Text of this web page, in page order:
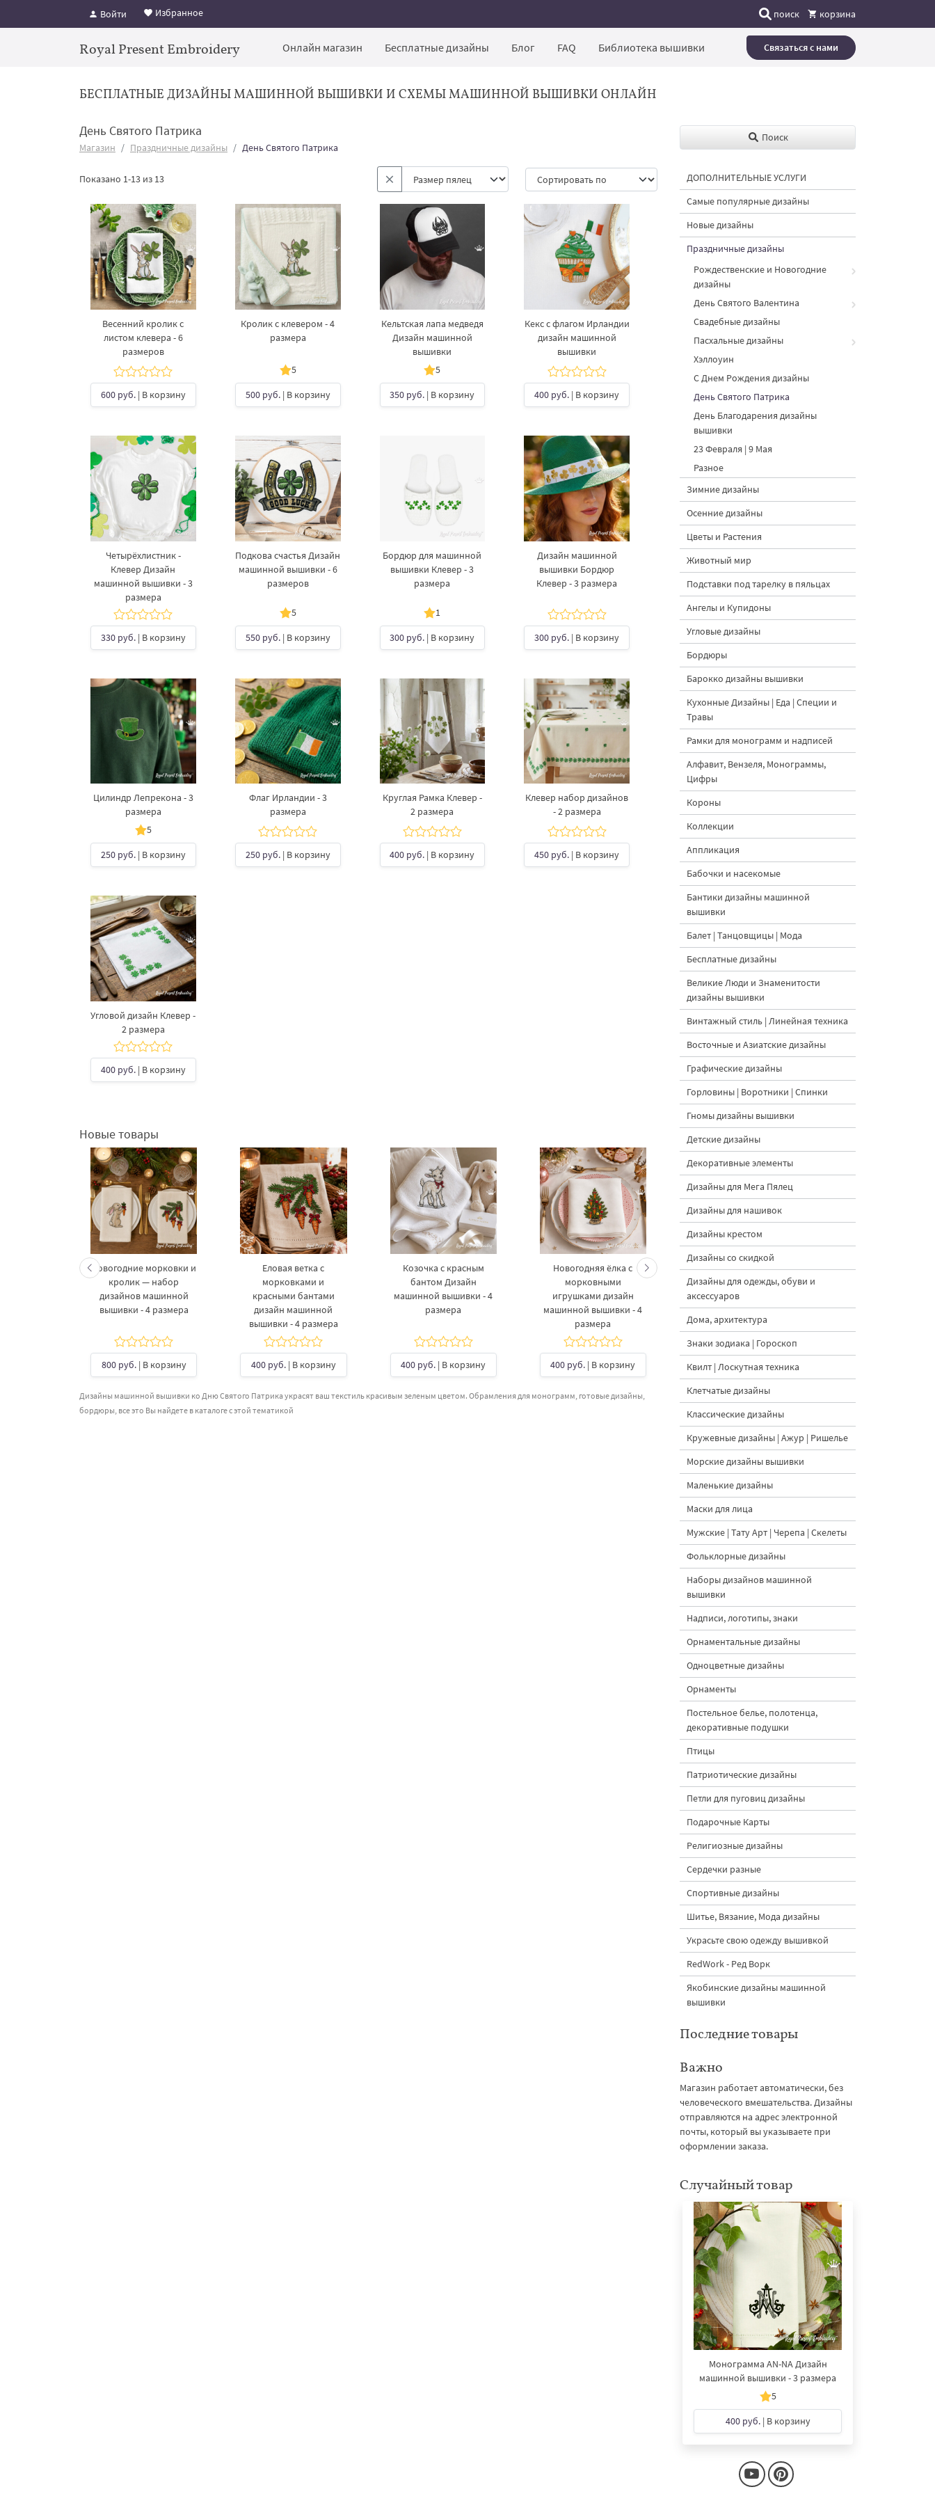
Войти Избранное поиск корзина
Royal Present Embroidery Онлайн магазин Бесплатные дизайны Блог FAQ Библиотека вышивки Связаться с нами
БЕСПЛАТНЫЕ ДИЗАЙНЫ МАШИННОЙ ВЫШИВКИ И СХЕМЫ МАШИННОЙ ВЫШИВКИ ОНЛАЙН
День Святого Патрика
Магазин Праздничные дизайны День Святого Патрика
Показано 1-13 из 13
Весенний кролик с
листом клевера - 6
размеров
600 руб.| В корзину
Кролик с клевером - 4
размера
5
500 руб.| В корзину
Кельтская лапа медведя​
Дизайн машинной
вышивки
5
350 руб. | В корзину
Кекс с флагом Ирландии
дизайн машинной
вышивки
400 руб. | В корзину
Четырёхлистник -
Клевер Дизайн
машинной вышивки - 3
размера
330 руб.| В корзину
Подкова счастья Дизайн
машинной вышивки - 6
размеров
5
550 руб.| В корзину
Бордюр для машинной
вышивки Клевер - 3
размера
1
300 руб. | В корзину
Дизайн машинной
вышивки Бордюр
Клевер - 3 размера
300 руб. | В корзину
Цилиндр Лепрекона - 3
размера
5
250 руб.| В корзину
Флаг Ирландии - 3
размера
250 руб.| В корзину
Круглая Рамка Клевер -
2 размера
400 руб. | В корзину
Клевер набор дизайнов
- 2 размера
450 руб. | В корзину
Угловой дизайн Клевер -
2 размера
400 руб.| В корзину
Новые товары
Новогодние морковки и
кролик — набор
дизайнов машинной
вышивки - 4 размера
800 руб.| В корзину
Еловая ветка с
морковками и
красными бантами
дизайн машинной
вышивки - 4 размера
400 руб.| В корзину
Козочка с красным
бантом Дизайн
машинной вышивки - 4
размера
400 руб. | В корзину
Новогодняя ёлка с
морковными
игрушками дизайн
машинной вышивки - 4
размера
400 руб. | В корзину
Кролик украшает ёлку
морковками дизайн
машинной вышивки - 3
размера
500 руб.| В корзину
Новогодний зайчик
дизайн машинной
Дизайны машинной вышивки ко Дню Святого Патрика украсят ваш текстиль красивым зеленым цветом. Обрамления для монограмм, готовые дизайны,
бордюры, все это Вы найдете в каталоге с этой тематикой
Поиск
ДОПОЛНИТЕЛЬНЫЕ УСЛУГИ
Самые популярные дизайны
Новые дизайны
Праздничные дизайны
Рождественские и Новогодние
дизайны
День Святого Валентина
Свадебные дизайны
Пасхальные дизайны
Хэллоуин
С Днем Рождения дизайны
День Святого Патрика
День Благодарения дизайны
вышивки
23 Февраля | 9 Мая
Разное
Зимние дизайны
Осенние дизайны
Цветы и Растения
Животный мир
Подставки под тарелку в пяльцах
Ангелы и Купидоны
Угловые дизайны
Бордюры
Барокко дизайны вышивки
Кухонные Дизайны | Еда | Специи и
Травы
Рамки для монограмм и надписей
Алфавит, Вензеля, Монограммы,
Цифры
Короны
Коллекции
Аппликация
Бабочки и насекомые
Бантики дизайны машинной
вышивки
Балет | Танцовщицы | Мода
Бесплатные дизайны
Великие Люди и Знаменитости
дизайны вышивки
Винтажный стиль | Линейная техника
Восточные и Азиатские дизайны
Графические дизайны
Горловины | Воротники | Спинки
Гномы дизайны вышивки
Детские дизайны
Декоративные элементы
Дизайны для Мега Пялец
Дизайны для нашивок
Дизайны крестом
Дизайны со скидкой
Дизайны для одежды, обуви и
аксессуаров
Дома, архитектура
Знаки зодиака | Гороскоп
Квилт | Лоскутная техника
Клетчатые дизайны
Классические дизайны
Кружевные дизайны | Ажур | Ришелье
Морские дизайны вышивки
Маленькие дизайны
Маски для лица
Мужские | Тату Арт | Черепа | Скелеты
Фольклорные дизайны
Наборы дизайнов машинной
вышивки
Надписи, логотипы, знаки
Орнаментальные дизайны
Одноцветные дизайны
Орнаменты
Постельное белье, полотенца,
декоративные подушки
Птицы
Патриотические дизайны
Петли для пуговиц дизайны
Подарочные Карты
Религиозные дизайны
Сердечки разные
Спортивные дизайны
Шитье, Вязание, Мода дизайны
Украсьте свою одежду вышивкой
RedWork - Ред Ворк
Якобинские дизайны машинной
вышивки
Последние товары
Важно
Магазин работает автоматически, без
человеческого вмешательства. Дизайны
отправляются на адрес электронной
почты, который вы указываете при
оформлении заказа.
Случайный товар
Монограмма AN-NA Дизайн
машинной вышивки - 3 размера
5
400 руб.| В корзину